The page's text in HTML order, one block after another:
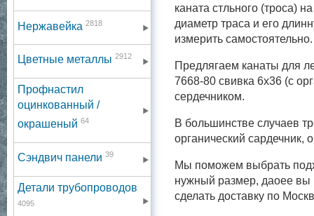
Нержавейка 2818
Цветные металлы 2912
Профнастил
оцинкованный /
окрашеный 64
Сэндвич панели 39
Детали трубопроводов
4095
каната стльного (троса)
диаметр траса и его
измерить самостоятельно.
Предлягаем канаты для
7668-80 свивка 6х36 (с
сердечником.
В большинстве случаев
органический сардечник,
Мы поможем выбрать
нужный размер, даоее вы
сделать доставку по